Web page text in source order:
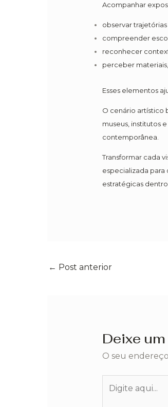
Acompanhar
observar
compreender
reconhecer
perceber
Esses elementos
O cenário artístico
museus, institutos
contemporânea.
Transformar cada
especializada
estratégicas
← Post anterior
Deixe
O seu
aqui...